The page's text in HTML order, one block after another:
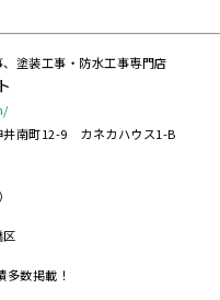
塗装工事・防水工事専門店
井南町12-9 カネカハウス1-B
区
数掲載！